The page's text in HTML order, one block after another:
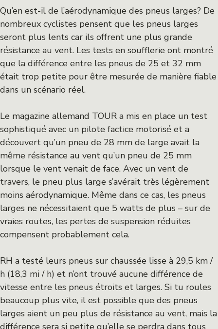
Qu’en est-il de l’aérodynamique des pneus larges? De
nombreux cyclistes pensent que les pneus larges
seront plus lents car ils offrent une plus grande
résistance au vent. Les tests en soufflerie ont montré
que la différence entre les pneus de 25 et 32 ​​mm
était trop petite pour être mesurée de manière fiable
dans un scénario réel.
Le magazine allemand TOUR a mis en place un test
sophistiqué avec un pilote factice motorisé et a
découvert qu’un pneu de 28 mm de large avait la
même résistance au vent qu’un pneu de 25 mm
lorsque le vent venait de face. Avec un vent de
travers, le pneu plus large s’avérait très légèrement
moins aérodynamique. Même dans ce cas, les pneus
larges ne nécessitaient que 5 watts de plus – sur de
vraies routes, les pertes de suspension réduites
compensent probablement cela.
RH a testé leurs pneus sur chaussée lisse à 29,5 km /
h (18,3 mi / h) et n’ont trouvé aucune différence de
vitesse entre les pneus étroits et larges. Si tu roules
beaucoup plus vite, il est possible que des pneus
larges aient un peu plus de résistance au vent, mais la